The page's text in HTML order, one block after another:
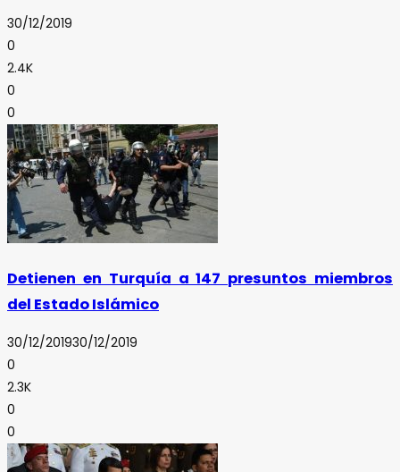
30/12/2019
0
2.4K
0
0
Detienen en Turquía a 147 presuntos miembros
del Estado Islámico
30/12/201930/12/2019
0
2.3K
0
0